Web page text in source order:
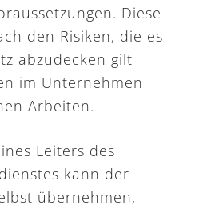
der beruflichen
und
über die Mitarbeiter
gefährdeten
Unternehmens
Aus- und
Diese
den Risiken, die es
abzudecken gilt
im Unternehmen
Arbeiten.
Leiters des
kann der
übernehmen,